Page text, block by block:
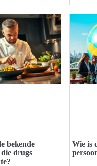
bekende
drugs
Wie is